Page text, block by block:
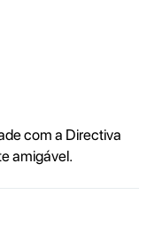
com a Directiva
amigável.